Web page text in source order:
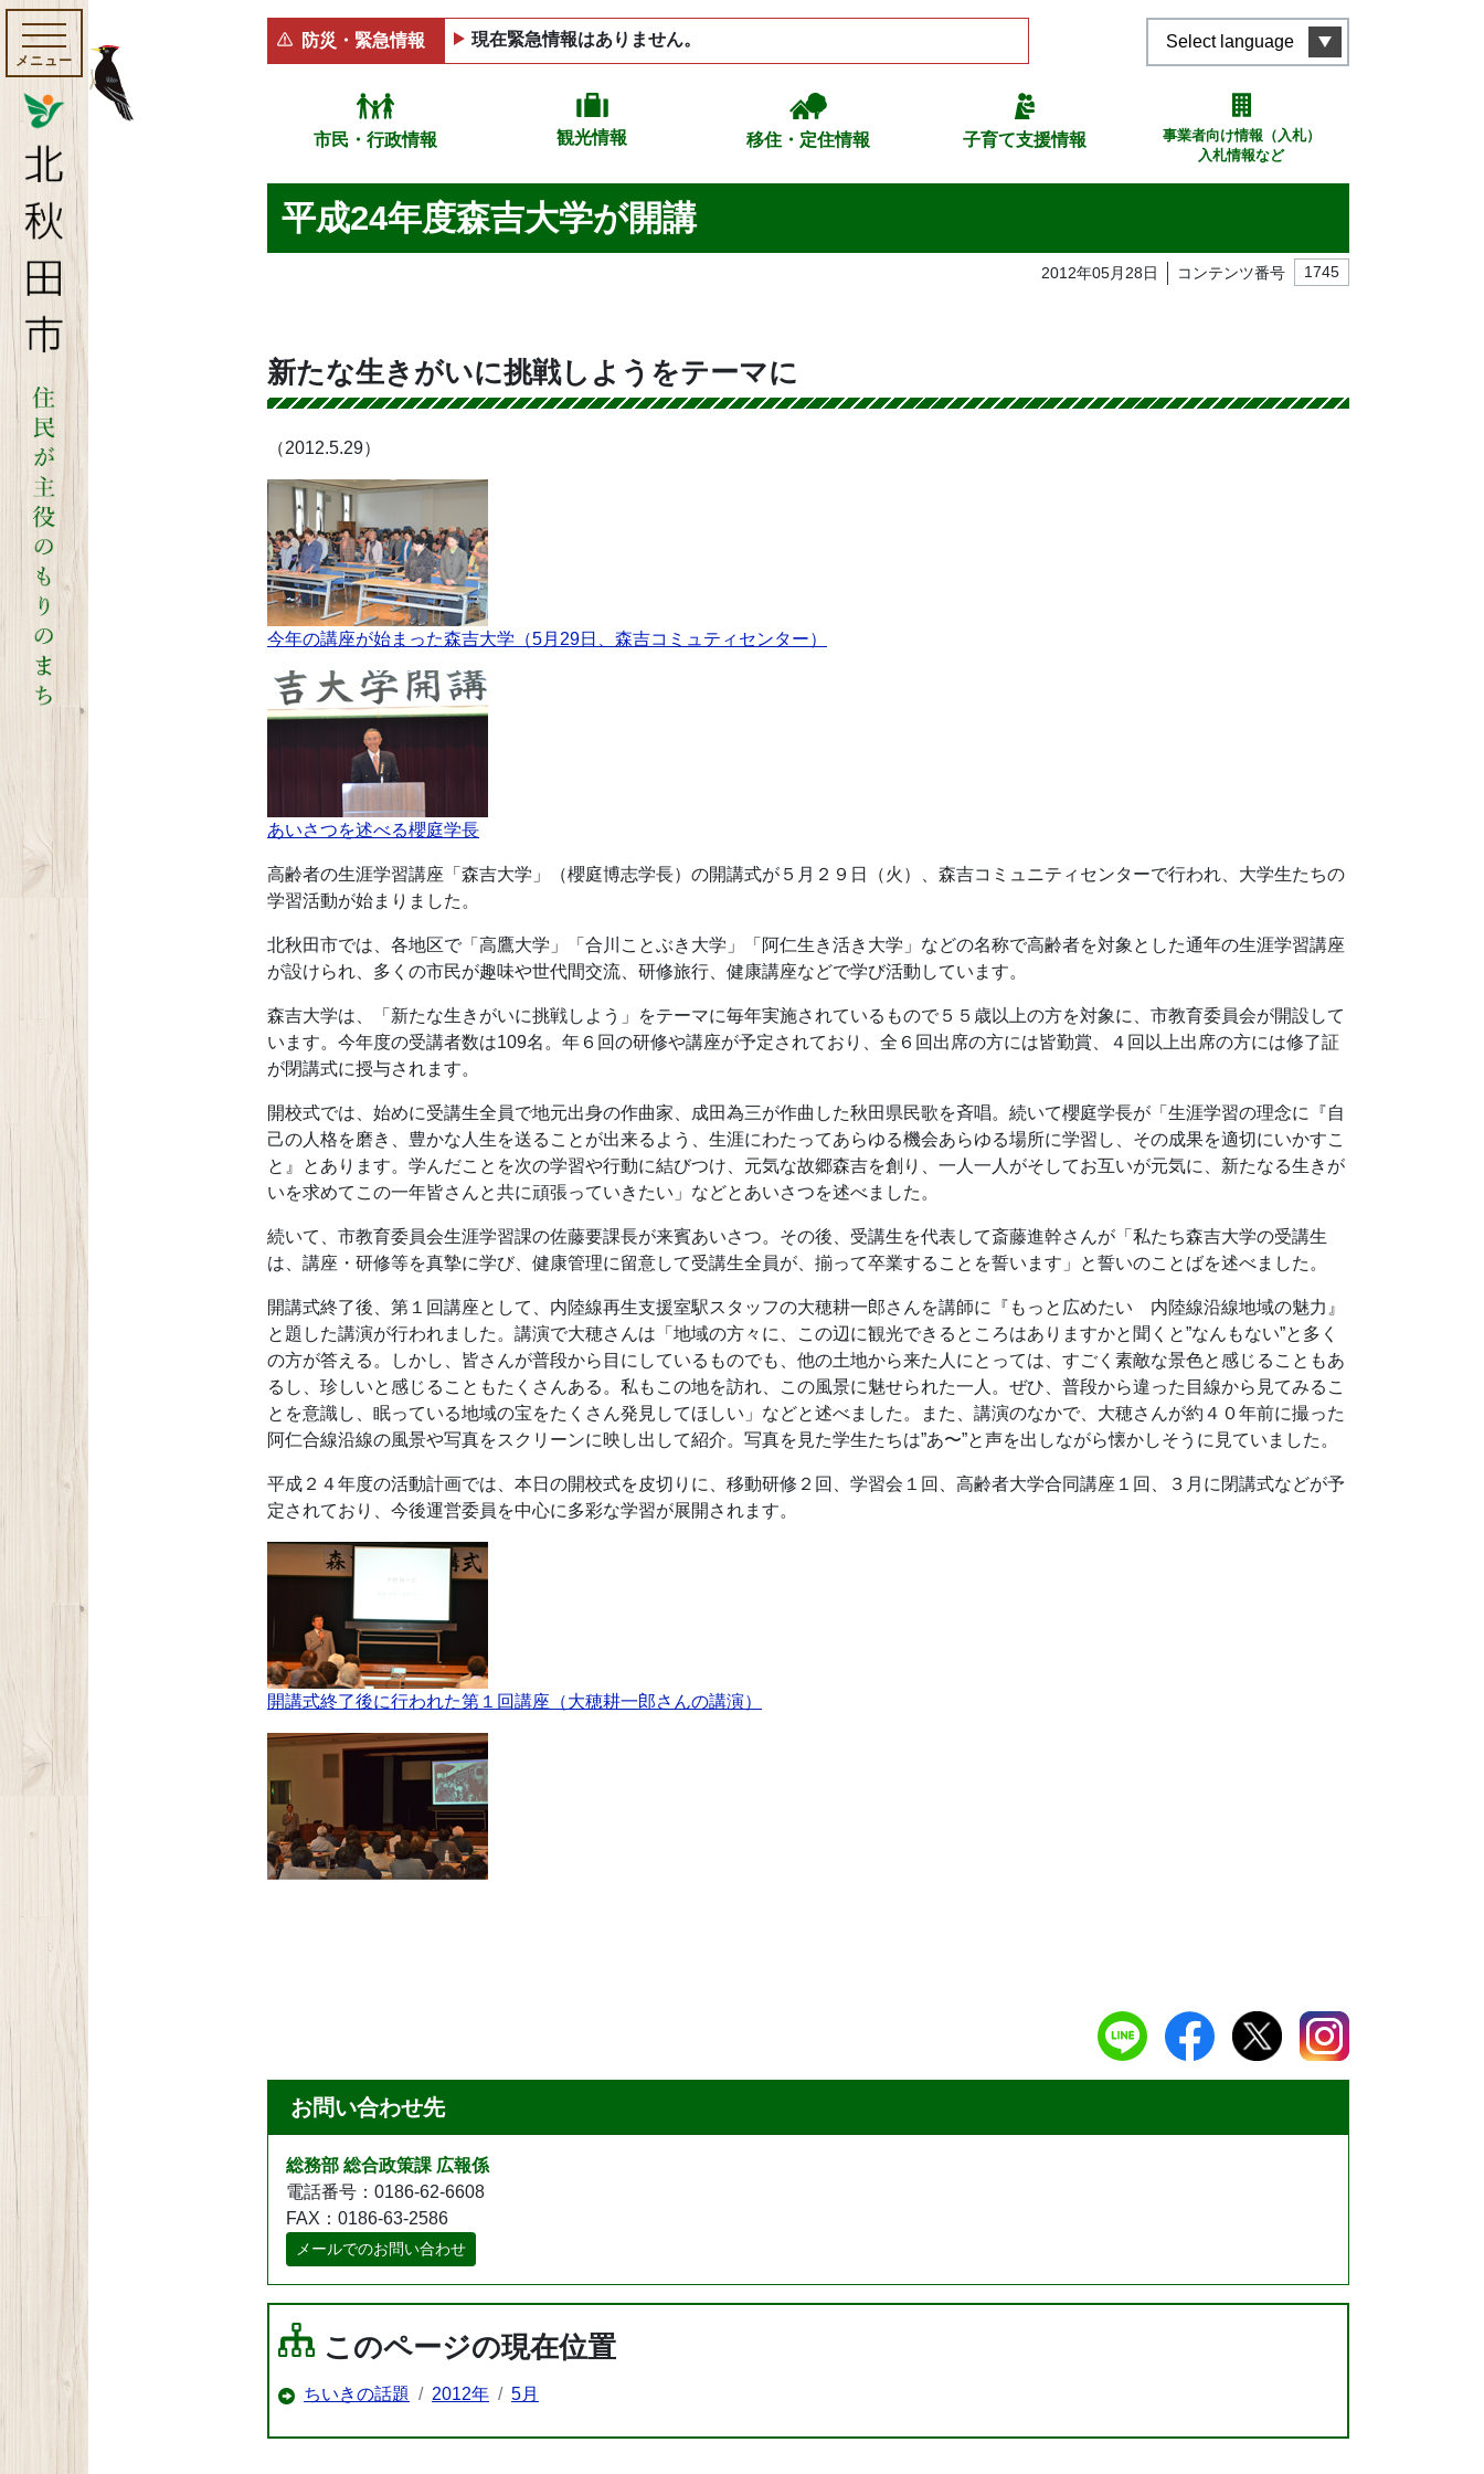
メニュー
防災・緊急情報 現在緊急情報はありません。 Select language
市民・行政情報 観光情報 移住・定住情報 子育て支援情報
事業者向け情報（入札）
入札情報など
平成24年度森吉大学が開講
2012年05月28日 コンテンツ番号 1745
新たな生きがいに挑戦しようをテーマに
（2012.5.29）
今年の講座が始まった森吉大学（5月29日、森吉コミュティセンター）
あいさつを述べる櫻庭学長
高齢者の生涯学習講座「森吉大学」（櫻庭博志学長）の開講式が５月２９日（火）、森吉コミュニティセンターで行われ、大学生たちの
学習活動が始まりました。
北秋田市では、各地区で「高鷹大学」「合川ことぶき大学」「阿仁生き活き大学」などの名称で高齢者を対象とした通年の生涯学習講座
が設けられ、多くの市民が趣味や世代間交流、研修旅行、健康講座などで学び活動しています。
森吉大学は、「新たな生きがいに挑戦しよう」をテーマに毎年実施されているもので５５歳以上の方を対象に、市教育委員会が開設して
います。今年度の受講者数は109名。年６回の研修や講座が予定されており、全６回出席の方には皆勤賞、４回以上出席の方には修了証
が閉講式に授与されます。
開校式では、始めに受講生全員で地元出身の作曲家、成田為三が作曲した秋田県民歌を斉唱。続いて櫻庭学長が「生涯学習の理念に『自
己の人格を磨き、豊かな人生を送ることが出来るよう、生涯にわたってあらゆる機会あらゆる場所に学習し、その成果を適切にいかすこ
と』とあります。学んだことを次の学習や行動に結びつけ、元気な故郷森吉を創り、一人一人がそしてお互いが元気に、新たなる生きが
いを求めてこの一年皆さんと共に頑張っていきたい」などとあいさつを述べました。
続いて、市教育委員会生涯学習課の佐藤要課長が来賓あいさつ。その後、受講生を代表して斎藤進幹さんが「私たち森吉大学の受講生
は、講座・研修等を真摯に学び、健康管理に留意して受講生全員が、揃って卒業することを誓います」と誓いのことばを述べました。
開講式終了後、第１回講座として、内陸線再生支援室駅スタッフの大穂耕一郎さんを講師に『もっと広めたい 内陸線沿線地域の魅力』
と題した講演が行われました。講演で大穂さんは「地域の方々に、この辺に観光できるところはありますかと聞くと”なんもない”と多く
の方が答える。しかし、皆さんが普段から目にしているものでも、他の土地から来た人にとっては、すごく素敵な景色と感じることもあ
るし、珍しいと感じることもたくさんある。私もこの地を訪れ、この風景に魅せられた一人。ぜひ、普段から違った目線から見てみるこ
とを意識し、眠っている地域の宝をたくさん発見してほしい」などと述べました。また、講演のなかで、大穂さんが約４０年前に撮った
阿仁合線沿線の風景や写真をスクリーンに映し出して紹介。写真を見た学生たちは”あ〜”と声を出しながら懐かしそうに見ていました。
平成２４年度の活動計画では、本日の開校式を皮切りに、移動研修２回、学習会１回、高齢者大学合同講座１回、３月に閉講式などが予
定されており、今後運営委員を中心に多彩な学習が展開されます。
開講式終了後に行われた第１回講座（大穂耕一郎さんの講演）
お問い合わせ先
総務部 総合政策課 広報係
電話番号：0186-62-6608
FAX：0186-63-2586
メールでのお問い合わせ
このページの現在位置
ちいきの話題 2012年 5月